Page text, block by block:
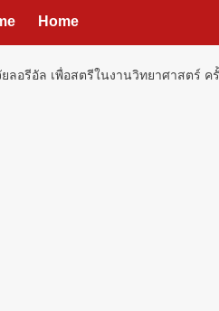
Home
อรีอัล เพื่อสตรีในงานวิทยาศาสตร์ ค